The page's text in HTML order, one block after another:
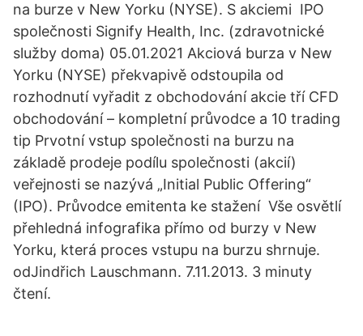
na burze v New Yorku (NYSE). S akciemi IPO
společnosti Signify Health, Inc. (zdravotnické
služby doma) 05.01.2021 Akciová burza v New
Yorku (NYSE) překvapivě odstoupila od
rozhodnutí vyřadit z obchodování akcie tří CFD
obchodování – kompletní průvodce a 10 trading
tip Prvotní vstup společnosti na burzu na
základě prodeje podílu společnosti (akcií)
veřejnosti se nazývá „Initial Public Offering“
(IPO). Průvodce emitenta ke stažení Vše osvětlí
přehledná infografika přímo od burzy v New
Yorku, která proces vstupu na burzu shrnuje.
odJindřich Lauschmann. 7.11.2013. 3 minuty
čtení.